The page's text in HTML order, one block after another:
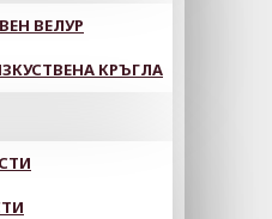
ВЕЛУР
КРЪГЛА